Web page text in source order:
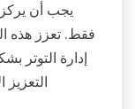
يجب أن يركز
فقط. تعزز هذه
إدارة التوتر
التعزيز